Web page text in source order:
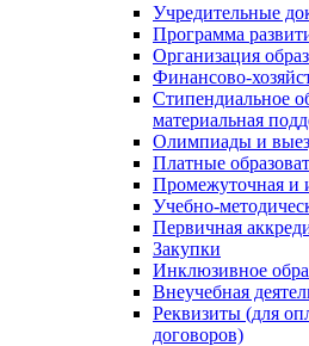
Учредительные
Программа
Организация
Финансово-
Стипендиальное
материальная
Олимпиады и
Платные
Промежуточная и
Учебно-
Первичная
Закупки
Инклюзивное
Внеучебная
Реквизиты (для
договоров)